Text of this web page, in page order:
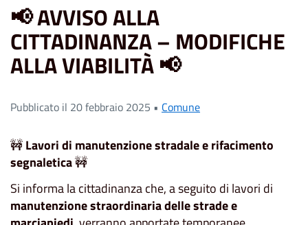
📢 AVVISO ALLA
CITTADINANZA – MODIFICHE
ALLA VIABILITÀ 📢
Pubblicato il 20 febbraio 2025 • Comune
🚧Lavori di manutenzione stradale e rifacimento
segnaletica🚧
Si informa la cittadinanza che, a seguito di lavori di
manutenzione straordinaria delle strade e